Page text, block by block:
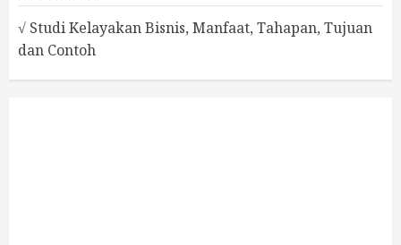
√ Studi Kelayakan Bisnis, Manfaat, Tahapan, Tujuan
dan Contoh